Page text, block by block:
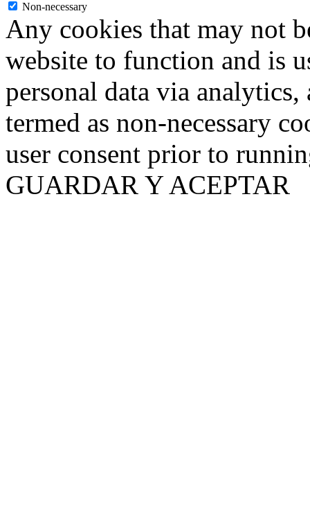
Non-necessary
Any cookies that may not
website to function and is
personal data via analytics,
termed as non-necessary
user consent prior to
GUARDAR Y ACEPTAR